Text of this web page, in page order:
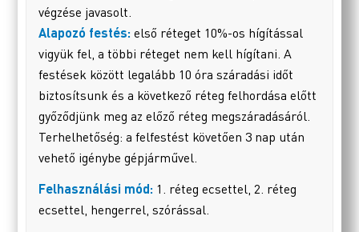
végzése javasolt.
Alapozó festés: első réteget 10%-os hígítással
vigyük fel, a többi réteget nem kell hígítani. A
festések között legalább 10 óra száradási időt
biztosítsunk és a következő réteg felhordása előtt
győződjünk meg az előző réteg megszáradásáról.
Terhelhetőség: a felfestést követően 3 nap után
vehető igénybe gépjárművel.
Felhasználási mód: 1. réteg ecsettel, 2. réteg
ecsettel, hengerrel, szórással.